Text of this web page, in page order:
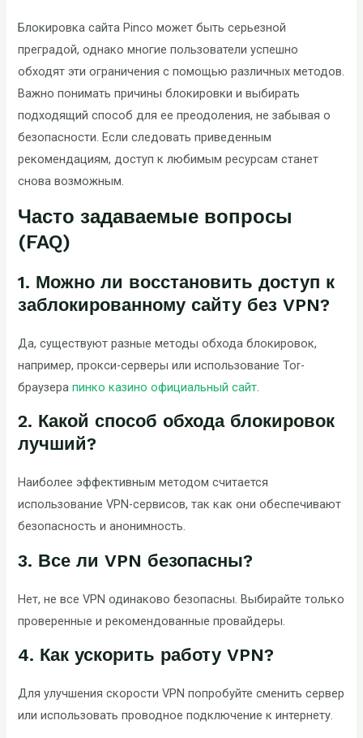
Блокировка сайта Pinco может быть серьезной
преградой, однако многие пользователи успешно
обходят эти ограничения с помощью различных методов.
Важно понимать причины блокировки и выбирать
подходящий способ для ее преодоления, не забывая о
безопасности. Если следовать приведенным
рекомендациям, доступ к любимым ресурсам станет
снова возможным.
Часто задаваемые вопросы
(FAQ)
1. Можно ли восстановить доступ к
заблокированному сайту без VPN?
Да, существуют разные методы обхода блокировок,
например, прокси-серверы или использование Tor-
браузерапинко казино официальный сайт
2. Какой способ обхода блокировок
лучший?
Наиболее эффективным методом считается
использование VPN-сервисов, так как они обеспечивают
безопасность и анонимность.
3. Все ли VPN безопасны?
Нет, не все VPN одинаково безопасны. Выбирайте только
проверенные и рекомендованные провайдеры.
4. Как ускорить работу VPN?
Для улучшения скорости VPN попробуйте сменить сервер
или использовать проводное подключение к интернету.